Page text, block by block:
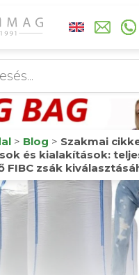
> Blog > Szakmai
és kialakítások:
FIBC zsák